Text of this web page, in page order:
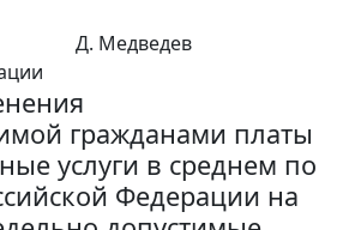
Д. Медведев
гражданами платы
услуги в среднем по
Федерации на